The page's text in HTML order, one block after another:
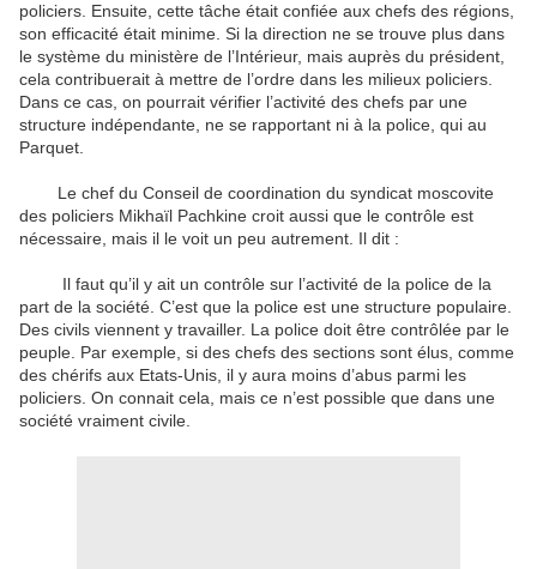
policiers. Ensuite, cette tâche était confiée aux chefs des régions,
son efficacité était minime. Si la direction ne se trouve plus dans
le système du ministère de l’Intérieur, mais auprès du président,
cela contribuerait à mettre de l’ordre dans les milieux policiers.
Dans ce cas, on pourrait vérifier l’activité des chefs par une
structure indépendante, ne se rapportant ni à la police, qui au
Parquet.
Le chef du Conseil de coordination du syndicat moscovite
des policiers Mikhaïl Pachkine croit aussi que le contrôle est
nécessaire, mais il le voit un peu autrement. Il dit :
Il faut qu’il y ait un contrôle sur l’activité de la police de la
part de la société. C’est que la police est une structure populaire.
Des civils viennent y travailler. La police doit être contrôlée par le
peuple. Par exemple, si des chefs des sections sont élus, comme
des chérifs aux Etats-Unis, il y aura moins d’abus parmi les
policiers. On connait cela, mais ce n’est possible que dans une
société vraiment civile.